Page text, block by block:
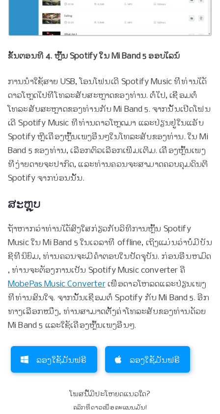
ຂັ້ນ​ຕອນ​ທີ 4. ຫຼິ້ນ Spotify ໃນ Mi Band 5 ອອບ​ໄລ​ນ​໌​
ການ​ນໍາ​ໃຊ້​ສາຍ USB​, ໂອນ​ໂຟນ​ເດີ Spotify Music ທີ່​ທ່ານ​ໄດ້​
ດາວ​ໂຫຼດ​ໄປ​ທີ່​ໂທລະ​ສັບ​ສະ​ຫຼາດ​ຂອງ​ທ່ານ​. ຕໍ່ໄປ, ເຊື່ອມຕໍ່
ໂທລະສັບສະຫຼາດຂອງທ່ານກັບ Mi Band 5. ຈາກນັ້ນເປີດໂຟນ
ເດີ Spotify Music ທີ່ທ່ານດາວໂຫຼດມາ ແລະປ່ຽນຢູ່ໃນແອັບ
Spotify ຫຼືເຄື່ອງຫຼິ້ນເພງອື່ນໆໃນໂທລະສັບຂອງທ່ານ. ໃນ Mi
Band 5 ຂອງທ່ານ, ເລືອກຕົວເລືອກເພີ່ມເຕີມ. ເຄື່ອງຫຼິ້ນເພງ
ທີ່ງ່າຍດາຍຈະປາກົດ, ແລະທ່ານຄວນຈະສາມາດຄວບຄຸມດົນຕີ
Spotify ຈາກບ່ອນນັ້ນ.
ສະຫຼຸບ
ຖ້າ​ຫາກ​ວ່າ​ທ່ານ​ໄດ້​ສົງ​ໃສ​ກ່ຽວ​ກັບ​ວິ​ທີ​ການ​ຫຼິ້ນ Spotify
Music ໃນ Mi Band 5 ໃນ​ເວ​ລາ​ທີ່ offline​, ເຖິງ​ແມ່ນ​ວ່າ​ບໍ່​ມີ​ບັນ​
ຊີ​ທີ່​ນິ​ຍົມ​, ທ່ານ​ຄວນ​ຈະ​ມີ​ຄໍາ​ຕອບ​ໃນ​ປັດ​ຈຸ​ບັນ​. ກ່ອນ​ອື່ນ​ຫມົດ​
, ທ່ານ​ຈະ​ຕ້ອງ​ການ​ເປັນ Spotify Music converter ຄື​
MobePas Music Converterເພື່ອດາວໂຫລດແລະປ່ຽນເພງ
ທີ່ທ່ານສົນໃຈ. ຈາກນັ້ນເຊື່ອມຕໍ່ Spotify ກັບ Mi Band 5. ອີກ
ທາງເລືອກໜຶ່ງ, ທ່ານສາມາດຕັ້ງຄ່າໂທລະສັບຂອງທ່ານດ້ວຍ
Mi Band 5 ແລະໃຊ້ເຄື່ອງຫຼິ້ນເພງອື່ນໆ.
ລອງໃຊ້ມັນຟຣີ ລອງໃຊ້ມັນຟຣີ
ໂພສນີ້ມີປະໂຫຍດແນວໃດ?
ຄລິກທີ່ດາວເພື່ອຄະແນນມັນ!